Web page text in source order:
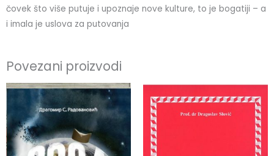
čovek što više putuje i upoznaje nove kulture, to je bogatiji – a
i imala je uslova za putovanja
Povezani proizvodi